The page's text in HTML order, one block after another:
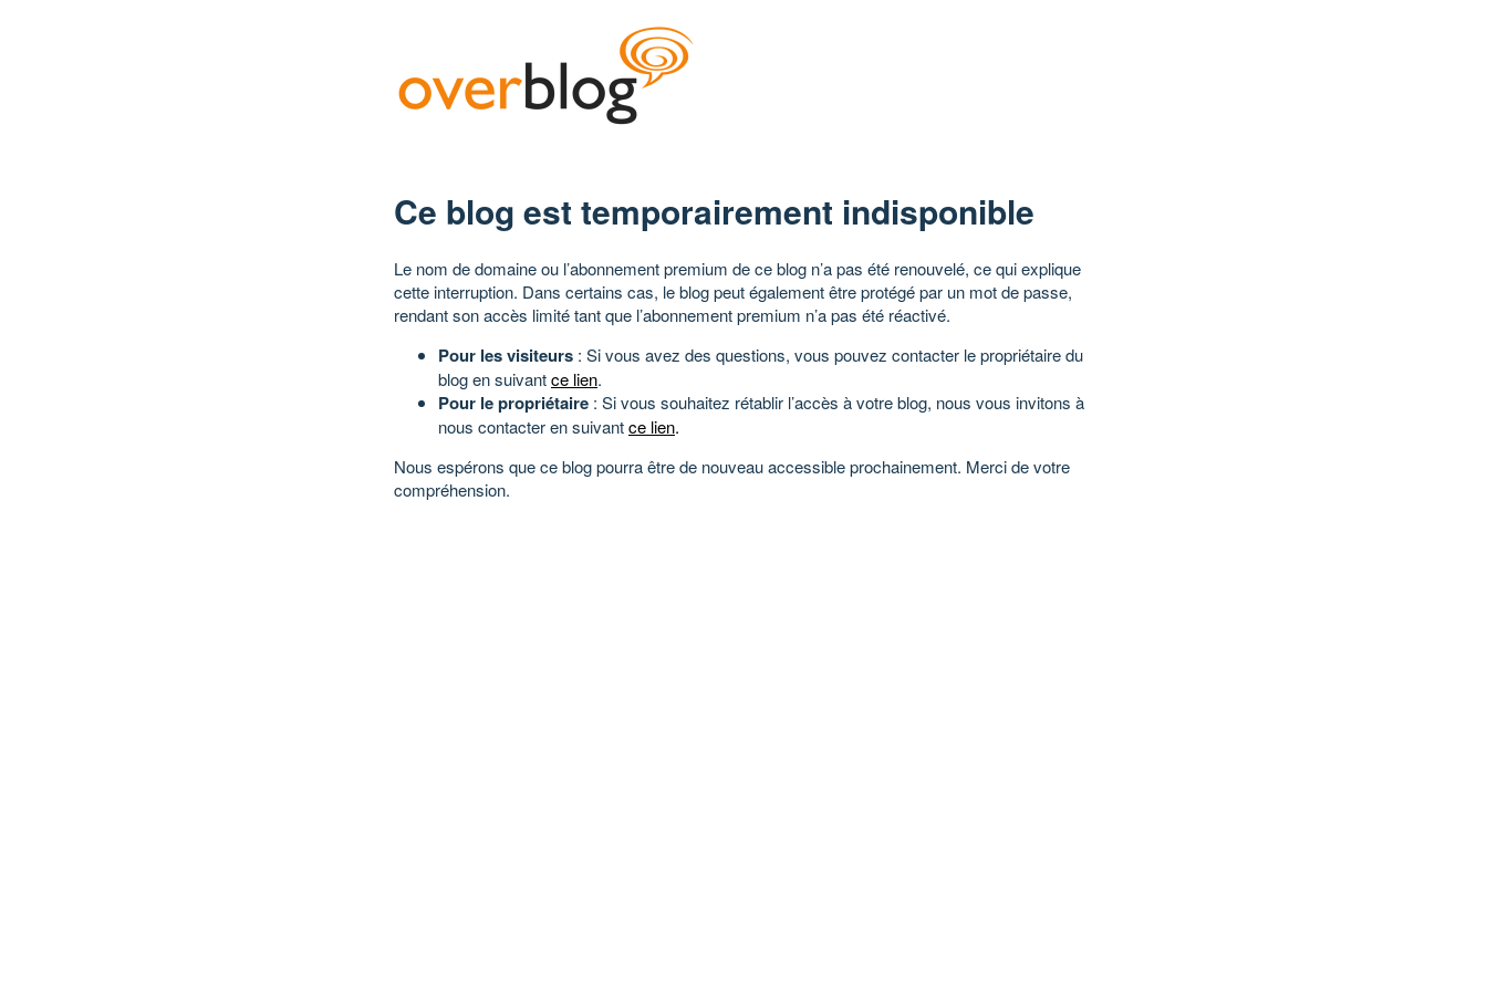
Ce blog est temporairement indisponible
Le nom de domaine ou l’abonnement premium de ce blog n’a pas été renouvelé, ce qui explique
cette interruption. Dans certains cas, le blog peut également être protégé par un mot de passe,
rendant son accès limité tant que l’abonnement premium n’a pas été réactivé.
Pour les visiteurs : Si vous avez des questions, vous pouvez contacter le propriétaire du
blog en suivantce lien.
Pour le propriétaire : Si vous souhaitez rétablir l’accès à votre blog, nous vous invitons à
nous contacter en suivantce lien.
Nous espérons que ce blog pourra être de nouveau accessible prochainement. Merci de votre
compréhension.